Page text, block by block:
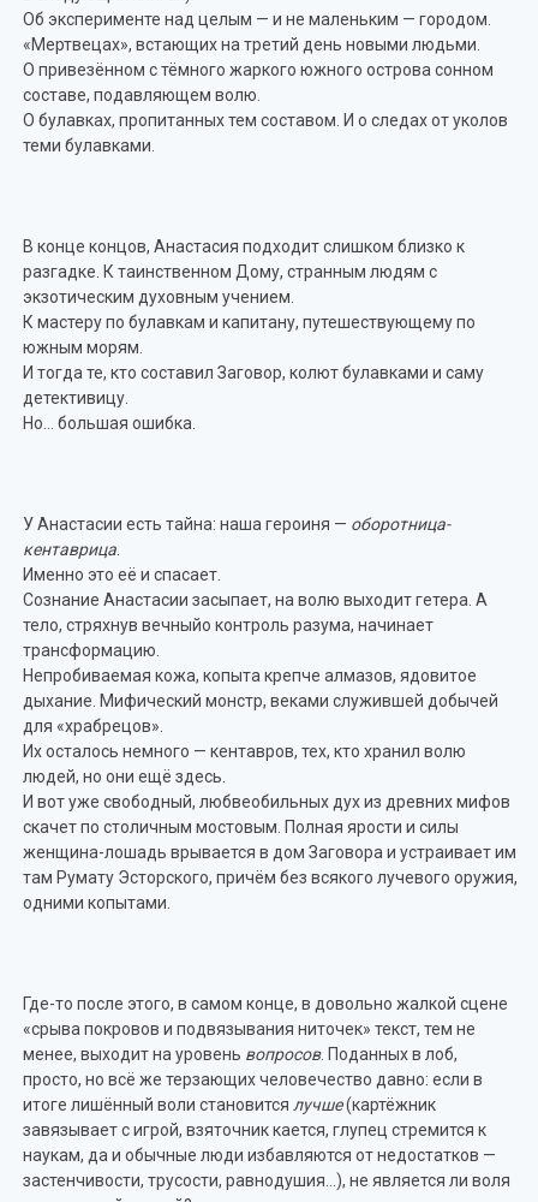
Об эксперименте над целым — и не маленьким — городом.
«Мертвецах», встающих на третий день новыми людьми.
О привезённом с тёмного жаркого южного острова сонном
составе, подавляющем волю.
О булавках, пропитанных тем составом. И о следах от уколов
теми булавками.
В конце концов, Анастасия подходит слишком близко к
разгадке. К таинственном Дому, странным людям с
экзотическим духовным учением.
К мастеру по булавкам и капитану, путешествующему по
южным морям.
И тогда те, кто составил Заговор, колют булавками и саму
детективицу.
Но… большая ошибка.
У Анастасии есть тайна: наша героиня — оборотница-
кентаврица
Именно это её и спасает.
Сознание Анастасии засыпает, на волю выходит гетера. А
тело, стряхнув вечныйо контроль разума, начинает
трансформацию.
Непробиваемая кожа, копыта крепче алмазов, ядовитое
дыхание. Мифический монстр, веками служившей добычей
для «храбрецов».
Их осталось немного — кентавров, тех, кто хранил волю
людей, но они ещё здесь.
И вот уже свободный, любвеобильных дух из древних мифов
скачет по столичным мостовым. Полная ярости и силы
женщина-лошадь врывается в дом Заговора и устраивает им
там Румату Эсторского, причём без всякого лучевого оружия,
одними копытами.
Где-то после этого, в самом конце, в довольно жалкой сцене
«срыва покровов и подвязывания ниточек» текст, тем не
менее, выходит на уровень вопросов. Поданных в лоб,
просто, но всё же терзающих человечество давно: если в
итоге лишённый воли становится лучше(картёжник
завязывает с игрой, взяточник кается, глупец стремится к
наукам, да и обычные люди избавляются от недостатков —
застенчивости, трусости, равнодушия…), не является ли воля